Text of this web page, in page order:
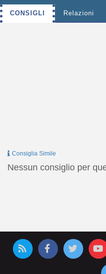
CONSIGLI Relazioni
Consiglia Simile
Nessun consiglio per